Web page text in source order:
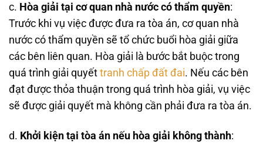
c. Hòa giải tại cơ quan nhà nước có thẩm quyền:
Trước khi vụ việc được đưa ra tòa án, cơ quan nhà
nước có thẩm quyền sẽ tổ chức buổi hòa giải giữa
các bên liên quan. Hòa giải là bước bắt buộc trong
quá trình giải quyết tranh chấp đất đai. Nếu các bên
đạt được thỏa thuận trong quá trình hòa giải, vụ việc
sẽ được giải quyết mà không cần phải đưa ra tòa án.
d. Khởi kiện tại tòa án nếu hòa giải không thành: